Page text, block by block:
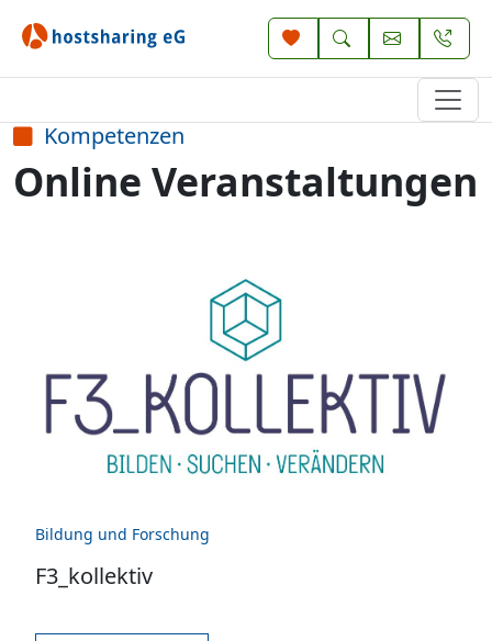
Kompetenzen
Online Veranstaltungen
Bildung und Forschung
F3_kollektiv